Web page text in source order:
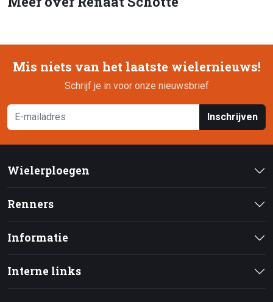
Mis niets van het laatste wielernieuws!
Schrijf je in voor onze nieuwsbrief
Inschrijven
Wielerploegen
Renners
Informatie
Interne links